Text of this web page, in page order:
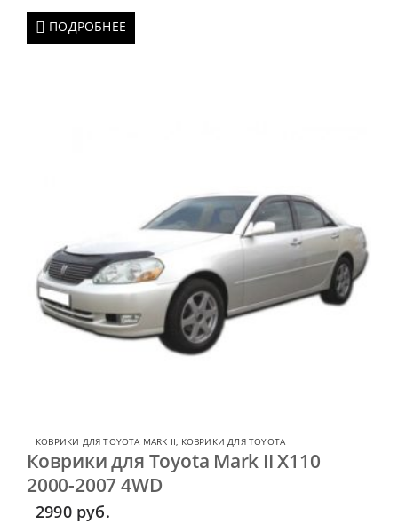
ПОДРОБНЕЕ
КОВРИКИ ДЛЯ TOYOTA MARK II КОВРИКИ ДЛЯ TOYOTA
Коврики для Toyota Mark II X110
2000-2007 4WD
2990 руб.